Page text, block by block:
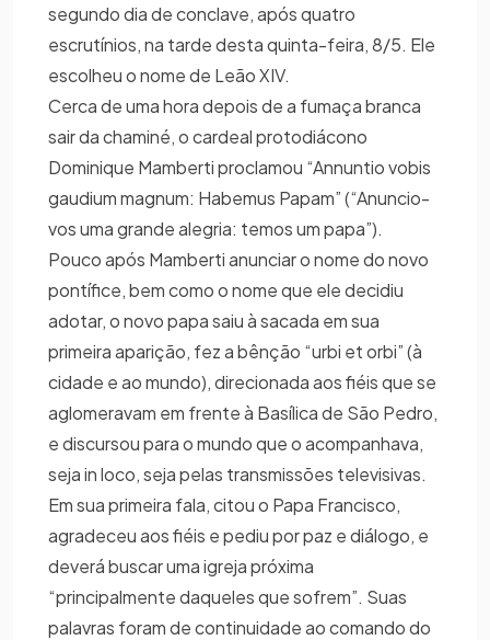
segundo dia de conclave, após quatro
escrutínios, na tarde desta quinta-feira, 8/5. Ele
escolheu o nome de Leão XIV.
Cerca de uma hora depois de a fumaça branca
sair da chaminé, o cardeal protodiácono
Dominique Mamberti proclamou “Annuntio vobis
gaudium magnum: Habemus Papam” (“Anuncio-
vos uma grande alegria: temos um papa”).
Pouco após Mamberti anunciar o nome do novo
pontífice, bem como o nome que ele decidiu
adotar, o novo papa saiu à sacada em sua
primeira aparição, fez a bênção “urbi et orbi” (à
cidade e ao mundo), direcionada aos fiéis que se
aglomeravam em frente à Basílica de São Pedro,
e discursou para o mundo que o acompanhava,
seja in loco, seja pelas transmissões televisivas.
Em sua primeira fala, citou o Papa Francisco,
agradeceu aos fiéis e pediu por paz e diálogo, e
deverá buscar uma igreja próxima
“principalmente daqueles que sofrem”. Suas
palavras foram de continuidade ao comando do